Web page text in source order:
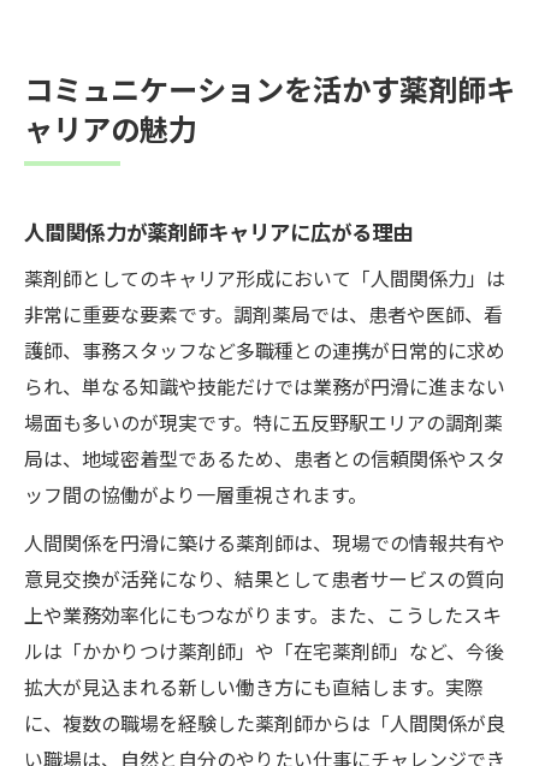
コミュニケーションを活かす薬剤師キ
ャリアの魅力
人間関係力が薬剤師キャリアに広がる理由
薬剤師としてのキャリア形成において「人間関係力」は
非常に重要な要素です。調剤薬局では、患者や医師、看
護師、事務スタッフなど多職種との連携が日常的に求め
られ、単なる知識や技能だけでは業務が円滑に進まない
場面も多いのが現実です。特に五反野駅エリアの調剤薬
局は、地域密着型であるため、患者との信頼関係やスタ
ッフ間の協働がより一層重視されます。
人間関係を円滑に築ける薬剤師は、現場での情報共有や
意見交換が活発になり、結果として患者サービスの質向
上や業務効率化にもつながります。また、こうしたスキ
ルは「かかりつけ薬剤師」や「在宅薬剤師」など、今後
拡大が見込まれる新しい働き方にも直結します。実際
に、複数の職場を経験した薬剤師からは「人間関係が良
い職場は、自然と自分のやりたい仕事にチャレンジでき